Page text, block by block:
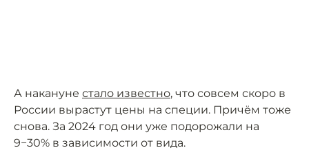
А накануне стало известно, что совсем скоро в
России вырастут цены на специи. Причём тоже
снова. За 2024 год они уже подорожали на
9−30% в зависимости от вида.